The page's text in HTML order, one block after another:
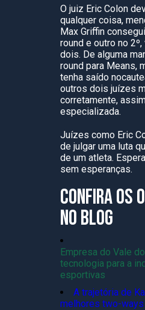
O juiz Eric Colon
qualquer coisa,
Max Griffin
round e outro no
dois. De alguma
round para Means,
tenha saído
outros dois juízes
corretamente,
especializada.
Juízes como Eric
de julgar uma luta
de um atleta.
sem esperanças.
CONFIRA OS
NO BLOG
Empresa do Vale
tecnologia para a
esportivas
A trajetória de
melhores two-ways